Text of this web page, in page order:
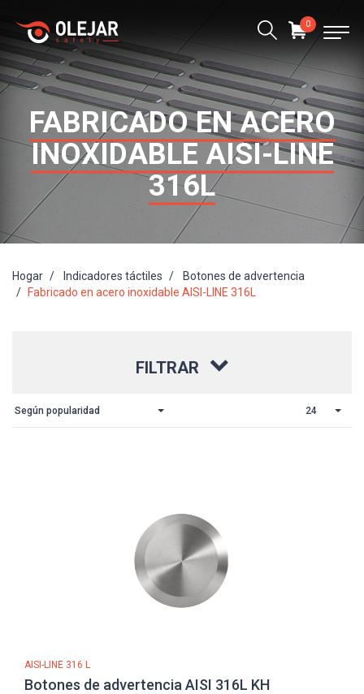
FABRICADO EN ACERO
INOXIDABLE AISI-LINE
316L
Hogar Indicadores táctiles
Botones de advertencia
Fabricado en acero inoxidable AISI-LINE 316L
FILTRAR
Según popularidad 24
AISI-LINE 316 L
Botones de advertencia AISI 316L KH
0